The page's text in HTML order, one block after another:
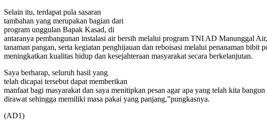
Selain itu, terdapat pula sasaran
tambahan yang merupakan bagian dari
program unggulan Bapak Kasad, di
antaranya pembangunan instalasi air bersih melalui program TNI AD Manunggal
tanaman pangan, serta kegiatan penghijauan dan reboisasi melalui penanaman
meningkatkan kualitas hidup dan kesejahteraan masyarakat secara berkelanjutan.
Saya berharap, seluruh hasil yang
telah dicapai tersebut dapat memberikan
manfaat bagi masyarakat dan saya menitipkan pesan agar apa yang telah kita
dirawat sehingga memiliki masa pakai yang panjang,”pungkasnya.
(AD1)